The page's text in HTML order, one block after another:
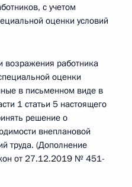
с учетом
оценки условий
возражения работника
оценки
в письменном виде в
1 статьи 5 настоящего
решение о
внеплановой
труда. (Дополнение
от 27.12.2019 № 451-